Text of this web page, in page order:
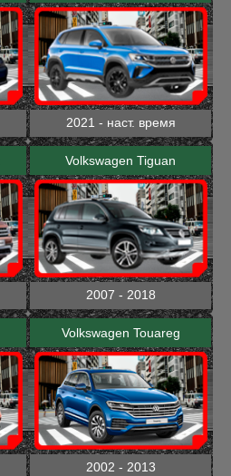
2021 - наст. время
Volkswagen Tiguan
2007 - 2018
Volkswagen Touareg
2002 - 2013